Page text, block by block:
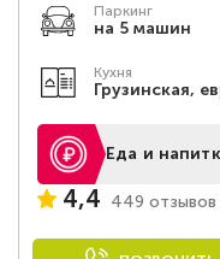
Паркинг
на 5 машин
Кухня
Грузинская,
Еда и
4,4 449 отзывов